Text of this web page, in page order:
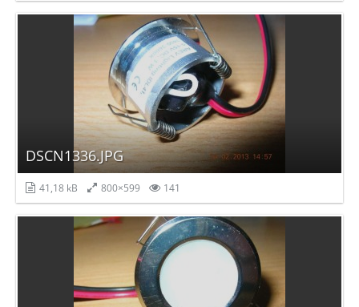
DSCN1336.JPG
41,18 kB 800×599 141